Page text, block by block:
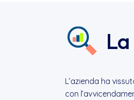
La
L’azienda ha
con